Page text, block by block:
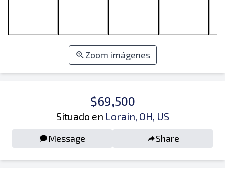
Zoom imágenes
$69,500
Situado en Lorain, OH, US
Message Share